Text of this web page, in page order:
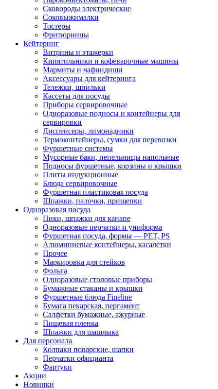
Сковороды электрические
Соковыжималки
Тостеры
Фритюрницы
Кейтеринг
Витрины и этажерки
Кипятильники и кофеварочные машины
Мармиты и чафиндиши
Аксессуары для кейтеринга
Тележки, шпильки
Кассеты для посуды
Приборы сервировочные
Одноразовые подносы и контейнеры для
сервировки
Диспенсеры, лимонадники
Термоконтейнеры, сумки для перевозки
Фуршетные системы
Мусорные баки, пепельницы напольные
Подносы фуршетные, корзины и крышки
Плиты индукционные
Блюда сервировочные
Фуршетная пластиковая посуда
Шпажки, палочки, прищепки
Одноразовая посуда
Пики, шпажки для канапе
Одноразовые перчатки и униформа
Фуршетная посуда, формы — PET, PS
Алюминиевые контейнеры, касалетки
Прочее
Маркировка для стейков
Фольга
Одноразовые столовые приборы
Бумажные стаканы и крышки
Фуршетные блюда Fineline
Бумага пекарская, пергамент
Салфетки бумажные, ажурные
Пищевая пленка
Шпажки для шашлыка
Для персонала
Колпаки поварские, шапки
Перчатки официанта
Фартуки
Акции
Новинки